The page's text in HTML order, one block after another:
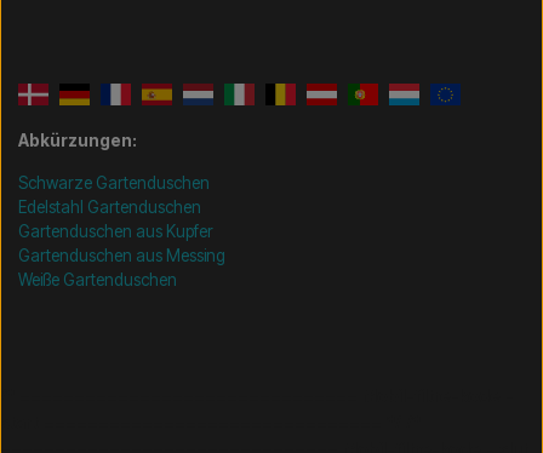
Abkürzungen:
Schwarze Gartenduschen
Edelstahl Gartenduschen
Gartenduschen aus Kupfer
Gartenduschen aus Messing
Weiße Gartenduschen